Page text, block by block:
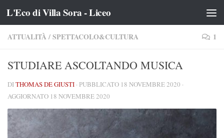
Salta al contenuto
L'Eco di Villa Sora - Liceo
ATTUALITÀ /SPETTACOLO&CULTURA 1
STUDIARE ASCOLTANDO MUSICA
DITHOMAS DE GIUSTI · PUBBLICATO 18 NOVEMBRE 2020 ·
AGGIORNATO 18 NOVEMBRE 2020